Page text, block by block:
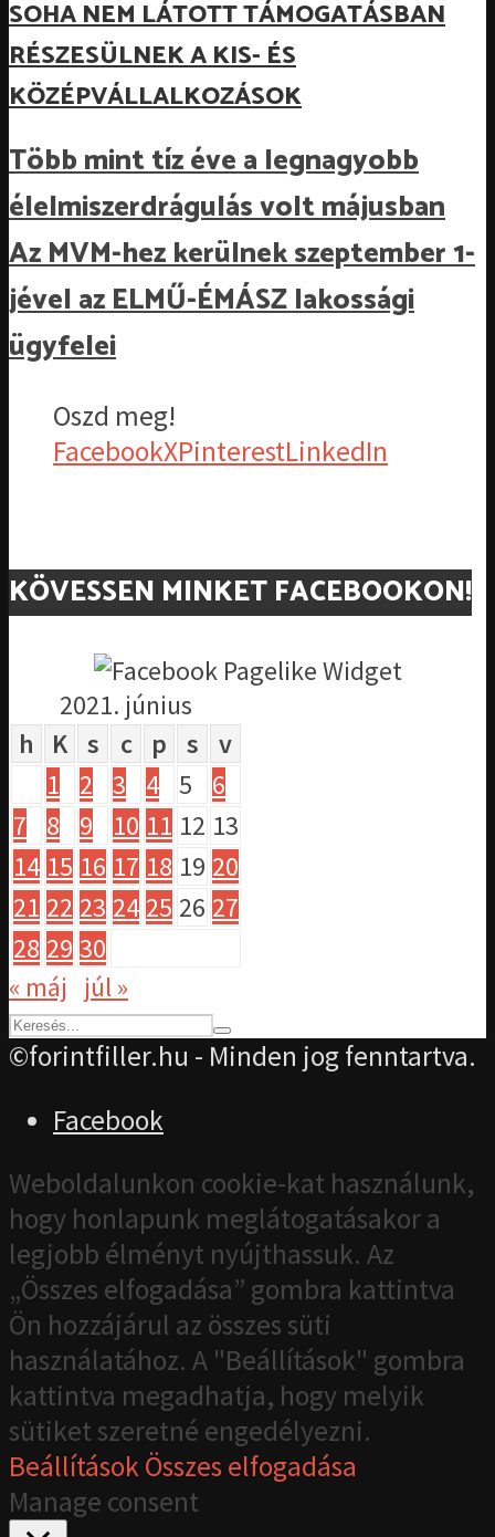
SOHA NEM LÁTOTT TÁMOGATÁSBAN
RÉSZESÜLNEK A KIS- ÉS
KÖZÉPVÁLLALKOZÁSOK
Több mint tíz éve a legnagyobb
élelmiszerdrágulás volt májusban
Az MVM-hez kerülnek szeptember 1-
jével az ELMŰ-ÉMÁSZ lakossági
ügyfelei
Oszd meg!
FacebookXPinterestLinkedIn
KÖVESSEN MINKET FACEBOOKON!
2021. június
h
K s c p s
v
1
2 3 4 5
6
7
8 9 10 11 12 13
14 15 16 17 18 19 20
21 22 23 24 25 26 27
28 29 30
« máj
júl »
©forintfiller.hu - Minden jog fenntartva.
Facebook
Weboldalunkon cookie-kat használunk,
hogy honlapunk meglátogatásakor a
legjobb élményt nyújthassuk. Az
„Összes elfogadása” gombra kattintva
Ön hozzájárul az összes süti
használatához. A "Beállítások" gombra
kattintva megadhatja, hogy melyik
sütiket szeretné engedélyezni.
BeállításokÖsszes elfogadása
Manage consent